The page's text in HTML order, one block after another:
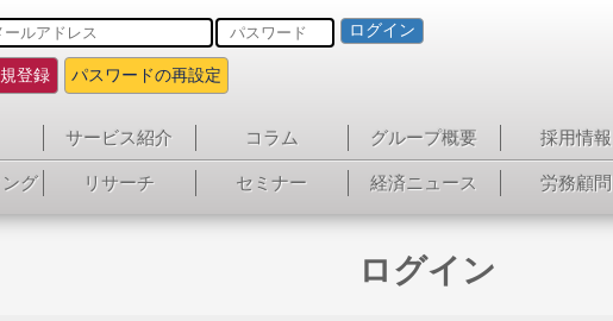
ログイン
登録 パスワードの再設定
サービス紹介 コラム グループ概要 採用情報
グ
リサーチ セミナー 経済ニュース 労務顧問
ログイン